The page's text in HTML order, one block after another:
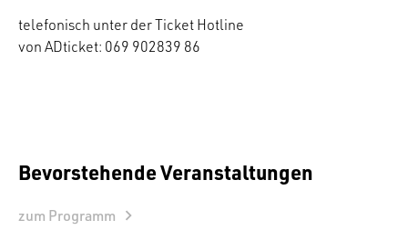
telefonisch unter der Ticket Hotline
von ADticket: 069 902839 86
Bevorstehende Veranstaltungen
zum Programm